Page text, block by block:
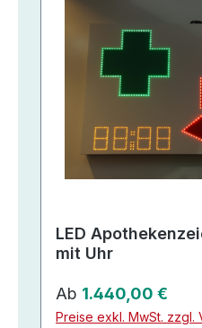
LED
mit Uhr
Regulärer Preis:
Ab 1.440,00 €
Preise exkl. MwSt. zzgl.